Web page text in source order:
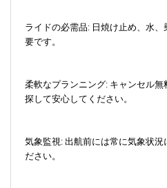
ライドの必需品: 日焼け止め、水
要です。
柔軟なプランニング: キャンセル
探して安心してください。
気象監視: 出航前には常に気象状況
ださい。